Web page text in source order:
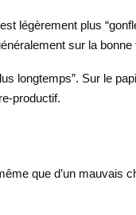
légèrement plus
sur la bonne
longtemps”. Sur le
productif.
que d’un